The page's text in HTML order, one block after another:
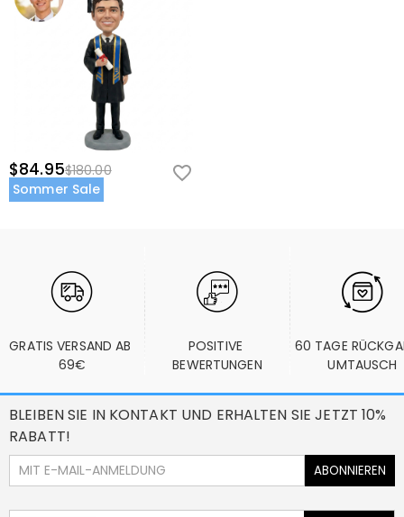
$84.95$180.00
Sommer Sale
GRATIS VERSAND AB
69€
POSITIVE
BEWERTUNGEN
60 TAGE
UMTAUSCH
BLEIBEN SIE IN KONTAKT UND ERHALTEN SIE JETZT 10%
RABATT!
ABONNIEREN